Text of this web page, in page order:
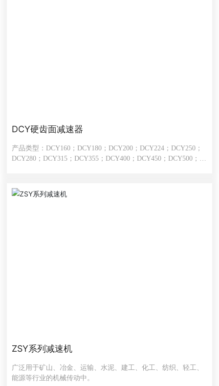
DCY硬齿面减速器
产品类型：DCY160；DCY180；DCY200；DCY224；DCY250；
DCY280；DCY315；DCY355；DCY400；DCY450；DCY500；
ZSY系列减速机
广泛用于矿山、冶金、运输、水泥、建工、化工、纺织、轻工、
能源等行业的机械传动中。